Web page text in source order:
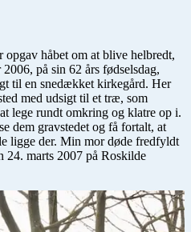
opgav håbet om at blive helbredt,
på sin 62 års fødselsdag,
til en snedækket kirkegård. Her
med udsigt til et træ, som
lege rundt omkring og klatre op i.
dem gravstedet og få fortalt, at
ligge der. Min mor døde fredfyldt
24. marts 2007 på Roskilde